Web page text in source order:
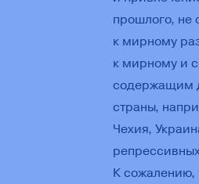
прошлого, не
к мирному
к мирному и
содержащим
страны,
Чехия,
К сожалению,